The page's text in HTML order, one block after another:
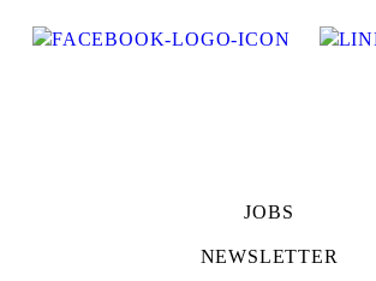
JOBS
NEWSLETTER